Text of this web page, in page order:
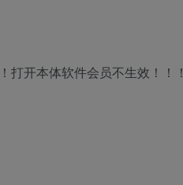
开本体软件会员不生效！！！